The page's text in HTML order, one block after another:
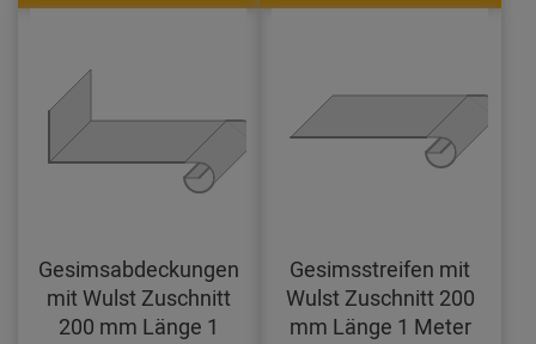
Gesimsabdeckungen
mit Wulst Zuschnitt
200 mm Länge 1
Gesimsstreifen mit
Wulst Zuschnitt 200
mm Länge 1 Meter